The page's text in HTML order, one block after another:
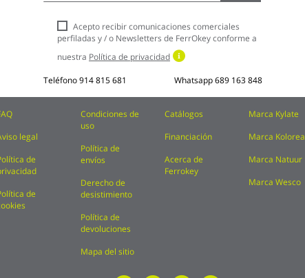
boletín
noticias:
Acepto recibir comunicaciones comerciales
perfiladas y / o Newsletters de FerrOkey conforme a
nuestra Política de privacidad
Teléfono914 815 681 Whatsapp689 163 848
legal
de
de
Condiciones de
uso
Política de
envíos
Derecho de
desistimiento
Política de
devoluciones
Mapa del sitio
Catálogos
Financiación
Acerca de
Ferrokey
Marca Kylate
Marca Kolorea
Marca Natuur
Marca Wesco